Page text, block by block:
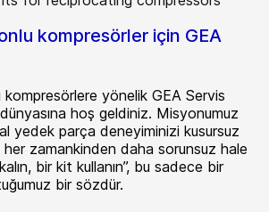
kompresörler için GEA
kompresörlere yönelik GEA Servis
hoş geldiniz. Misyonumuz
yedek parça deneyiminizi kusursuz
zamankinden daha sorunsuz hale
bir kit kullanın”, bu sadece bir
bir sözdür.